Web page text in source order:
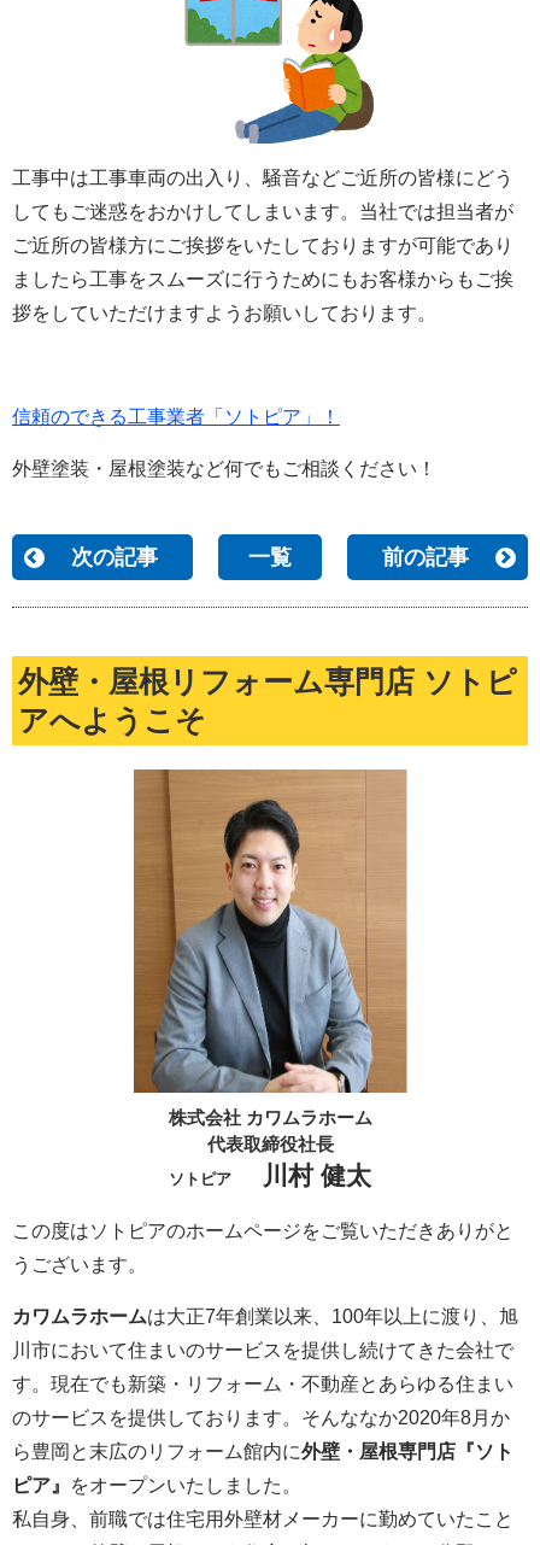
工事中は工事車両の出入り、騒音などご近所の皆様にどう
してもご迷惑をおかけしてしまいます。当社では担当者が
ご近所の皆様方にご挨拶をいたしておりますが可能であり
ましたら工事をスムーズに行うためにもお客様からもご挨
拶をしていただけますようお願いしております。
信頼のできる工事業者「ソトピア」！
外壁塗装・屋根塗装など何でもご相談ください！
次の記事 一覧 前の記事
外壁・屋根リフォーム専門店 ソトピ
アへようこそ
株式会社 カワムラホーム
代表取締役社長
ソトピア 川村 健太
この度はソトピアのホームページをご覧いただきありがと
うございます。
カワムラホームは大正7年創業以来、100年以上に渡り、旭
川市において住まいのサービスを提供し続けてきた会社で
す。現在でも新築・リフォーム・不動産とあらゆる住まい
のサービスを提供しております。そんななか2020年8月か
ら豊岡と末広のリフォーム館内に外壁・屋根専門店『ソト
ピア』
をオープンいたしました。
私自身、前職では住宅用外壁材メーカーに勤めていたこと